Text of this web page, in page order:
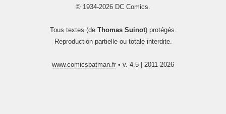
© 1934-2026 DC Comics.
Tous textes (de Thomas Suinot) protégés.
Reproduction partielle ou totale interdite.
www.comicsbatman.fr • v. 4.5 | 2011-2026